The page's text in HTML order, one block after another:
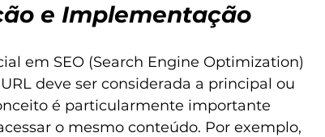
e Implementação
em SEO (Search Engine Optimization)
deve ser considerada a principal ou
é particularmente importante
o mesmo conteúdo. Por exemplo,